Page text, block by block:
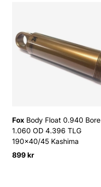
Fox Body Float 0.940 Bore
1.060 OD 4.396 TLG
190x40/45 Kashima
899 kr